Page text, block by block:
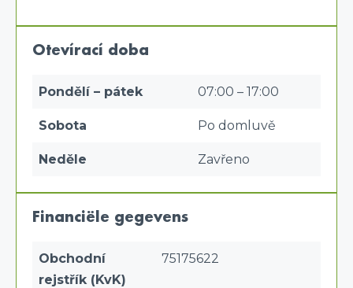
Otevírací doba
Pondělí – pátek 07:00 – 17:00
Sobota Po domluvě
Neděle Zavřeno
Financiële gegevens
Obchodní
rejstřík (KvK)
75175622